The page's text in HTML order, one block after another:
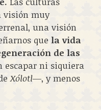
visión muy
una visión
que la vida
de las
escapar ni siquiera
Xólotl―, y menos